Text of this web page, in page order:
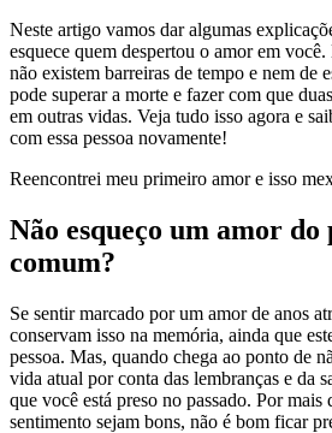
Neste artigo vamos dar algumas
esquece quem despertou o amor em
não existem barreiras de tempo e nem de
pode superar a morte e fazer com que
em outras vidas. Veja tudo isso agora e
com essa pessoa novamente!
Reencontrei meu primeiro amor e isso
Não esqueço um amor do
comum?
Se sentir marcado por um amor de anos
conservam isso na memória, ainda que
pessoa. Mas, quando chega ao ponto de
vida atual por conta das lembranças e da
que você está preso no passado. Por mais
sentimento sejam bons, não é bom ficar